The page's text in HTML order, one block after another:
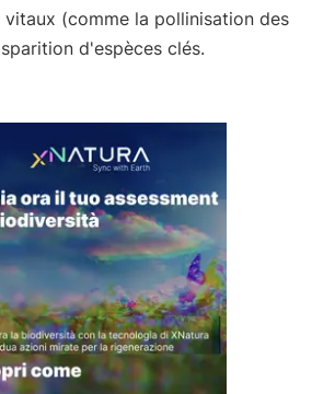
vitaux (comme la pollinisation des
d'espèces clés.